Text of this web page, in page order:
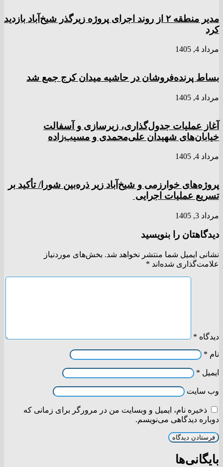
مدیر منطقه ۲ از روند اجرای پروژه زیرگذر شیخ‌آباد بازدید
کرد
مرداد 4, 1405
بساط پرنده‌فروشان در حاشیه میدان کرج جمع شد
مرداد 4, 1405
آغاز عملیات جدول‌گذاری، زیرسازی و آسفالت
خیابان‌های شهیدان علی‌محمدی و مسیب‌زاده
مرداد 4, 1405
پروژه‌های خوارزمی و شیخ‌آباد زیر ذره‌بین شورا/ تأکید بر
تسریع عملیات اجرایی
مرداد 3, 1405
دیدگاهتان را بنویسید
نشانی ایمیل شما منتشر نخواهد شد. بخش‌های موردنیاز
علامت‌گذاری شده‌اند *
دیدگاه *
نام *
ایمیل *
وب‌ سایت
ذخیره نام، ایمیل و وبسایت من در مرورگر برای زمانی که
دوباره دیدگاهی می‌نویسم.
بایگانی‌ها